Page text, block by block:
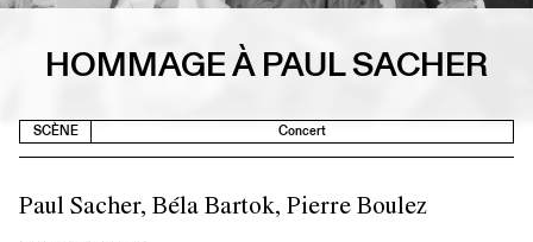
Informations
/ EN
HOMMAGE À PAUL SACHER
SCÈNE Concert
Paul Sacher, Béla Bartok, Pierre Boulez